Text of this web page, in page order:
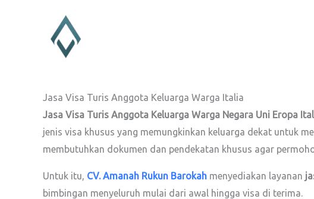
Jasa Visa Turis Anggota Keluarga Warga Italia
Jasa Visa Turis Anggota Keluarga Warga Negara Uni Eropa
jenis visa khusus yang memungkinkan keluarga dekat untuk
membutuhkan dokumen dan pendekatan khusus agar
Untuk itu, CV. Amanah Rukun Barokah menyediakan layanan
bimbingan menyeluruh mulai dari awal hingga visa di terima.